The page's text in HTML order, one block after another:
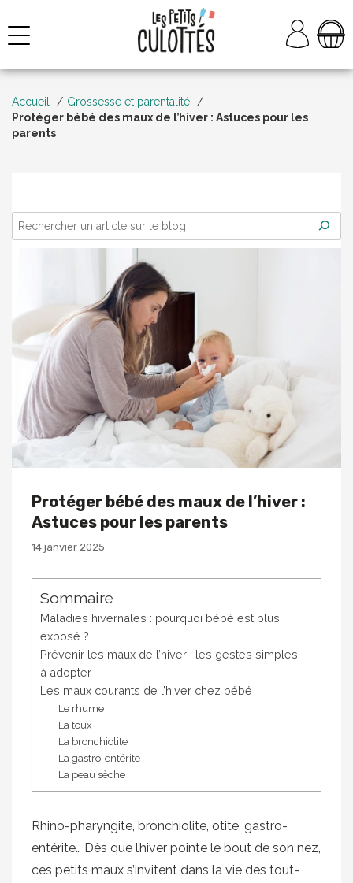
contenu
NAVIGATION
Accueil
Grossesse et parentalité
Protéger bébé des maux de l’hiver : Astuces pour les
parents
Protéger bébé des maux de l’hiver :
Astuces pour les parents
14 janvier 2025
Sommaire
Maladies hivernales : pourquoi bébé est plus
exposé ?
Prévenir les maux de l’hiver : les gestes simples
à adopter
Les maux courants de l’hiver chez bébé
Le rhume
La toux
La bronchiolite
La gastro-entérite
La peau sèche
Rhino-pharyngite, bronchiolite, otite, gastro-
entérite… Dès que l’hiver pointe le bout de son nez,
ces petits maux s’invitent dans la vie des tout-